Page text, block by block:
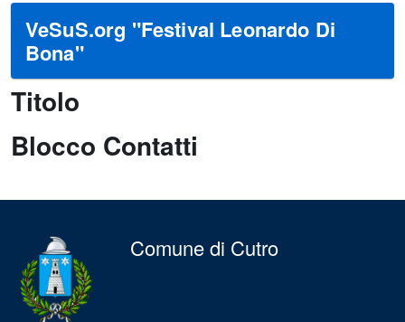
VeSuS.org "Festival Leonardo Di
Bona"
Titolo
Blocco Contatti
Comune di Cutro